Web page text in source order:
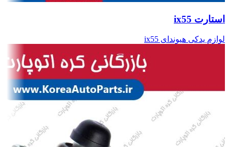
استارت ix55
لوازم یدکی هیوندای ix55